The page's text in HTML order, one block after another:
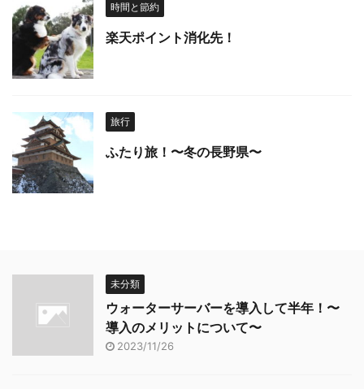
時間と節約
楽天ポイント消化先！
旅行
ふたり旅！〜冬の長野県〜
未分類
ウォーターサーバーを導入して半年！〜
導入のメリットについて〜
2023/11/26